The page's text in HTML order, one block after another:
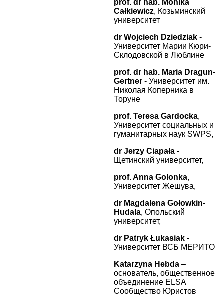
Całkiewicz, Козьминский
университет
dr Wojciech Dziedziak -
Университет Марии Кюри-
Склодовской в Люблине
prof. dr hab. Maria Dragun-
Gertner - Университет им.
Николая Коперника в
Торуне
prof. Teresa Gardocka,
Университет социальных и
гуманитарных наук SWPS,
dr Jerzy Ciapała -
Щетинский университет,
prof. Anna Golonka,
Университет Жешува,
dr Magdalena Gołowkin-
Huda a, Опольский
университет,
dr Patryk Łukasiak -
Университет ВСБ МЕРИТО
Katarzyna Hebda –
основатель, общественное
объединение ELSA
Сообщество Юристов